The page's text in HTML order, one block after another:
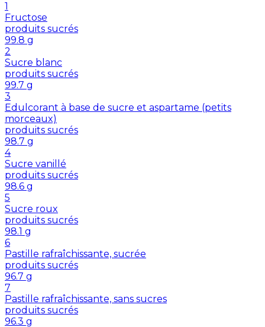
1
Fructose
produits sucrés
99.8 g
2
Sucre blanc
produits sucrés
99.7 g
3
Edulcorant à base de sucre et aspartame (petits
morceaux)
produits sucrés
98.7 g
4
Sucre vanillé
produits sucrés
98.6 g
5
Sucre roux
produits sucrés
98.1 g
6
Pastille rafraîchissante, sucrée
produits sucrés
96.7 g
7
Pastille rafraîchissante, sans sucres
produits sucrés
96.3 g